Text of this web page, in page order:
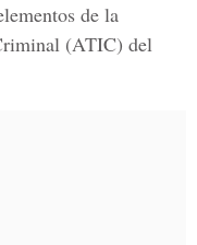
de la
(ATIC) del